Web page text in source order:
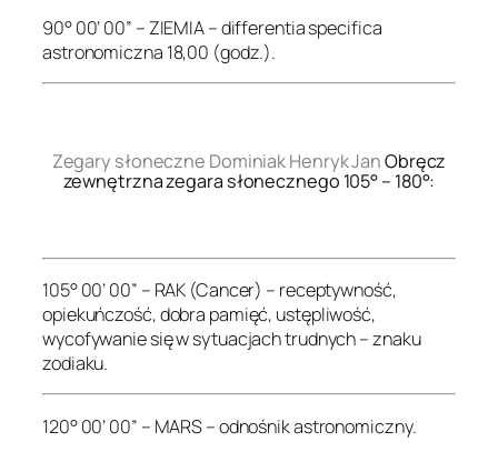
90° 00’ 00” – ZIEMIA – differentia specifica
astronomiczna 18,00 (godz.).
Zegary słoneczne Dominiak Henryk JanObręcz
zewnętrzna zegara słonecznego 105° – 180°:
105° 00’ 00” – RAK (Cancer) – receptywność,
opiekuńczość, dobra pamięć, ustępliwość,
wycofywanie się w sytuacjach trudnych – znaku
zodiaku.
120° 00’ 00” – MARS – odnośnik astronomiczny.